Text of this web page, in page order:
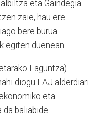
eta Gaindegia
zaie, hau ere
bere burua
egiten duenean.
Laguntza)
diogu EAJ alderdiari.
eta
da baliabide